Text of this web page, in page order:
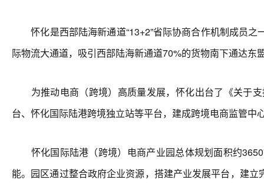
怀化是西部陆海新通道“13+2”省际协商合作机制成员之
际物流大通道，吸引西部陆海新通道70%的货物南下通达东
为推动电商（跨境）高质量发展，怀化出台了《关于支
台、怀化国际陆港跨境独立站等平台，建成跨境电商监管
怀化国际陆港（跨境）电商产业园总体规划面积约
能。园区通过整合政府企业资源，搭建产业发展平台，建